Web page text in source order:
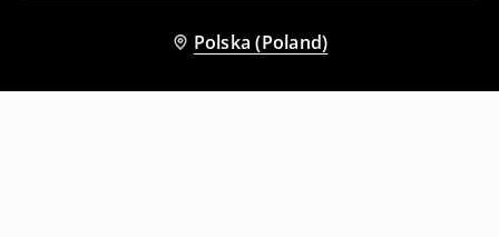
Polska (Poland)